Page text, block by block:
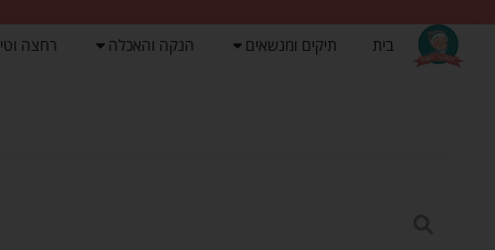
בית תיקים ומנשאים הנקה והאכלה רחצה